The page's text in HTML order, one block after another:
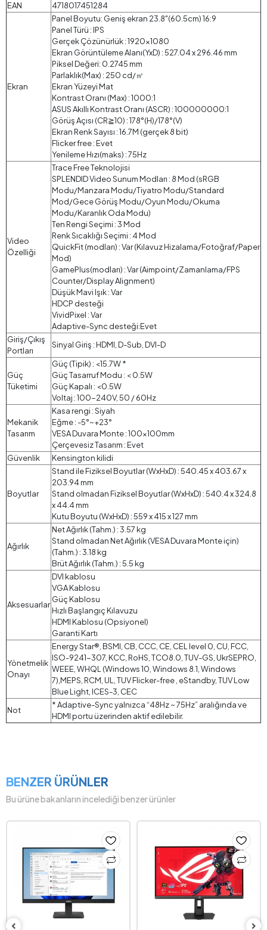
EAN
4718017451284
Ekran
Panel Boyutu: Geniş ekran 23.8"(60.5cm) 16:9
Panel Türü : IPS
Gerçek Çözünürlük : 1920x1080
Ekran Görüntüleme Alanı(YxD) : 527.04 x 296.46 mm
Piksel Değeri: 0.2745 mm
Parlaklık(Max) : 250 cd/㎡
Ekran Yüzeyi Mat
Kontrast Oranı (Max) : 1000:1
ASUS Akıllı Kontrast Oranı (ASCR) : 100000000:1
Görüş Açısı (CR≧10) : 178°(H)/178°(V)
Ekran Renk Sayısı : 16.7M (gerçek 8 bit)
Flicker free : Evet
Yenileme Hızı(maks) : 75Hz
Video
Özelliği
Trace Free Teknolojisi
SPLENDID Video Sunum Modları : 8 Mod (sRGB
Modu/Manzara Modu/Tiyatro Modu/Standard
Mod/Gece Görüş Modu/Oyun Modu/Okuma
Modu/Karanlık Oda Modu)
Ten Rengi Seçimi : 3 Mod
Renk Sıcaklığı Seçimi : 4 Mod
QuickFit (modları) : Var (Kılavuz Hizalama/Fotoğraf/Paper
Mod)
GamePlus(modları) : Var (Aimpoint/Zamanlama/FPS
Counter/Display Alignment)
Düşük Mavi Işık : Var
HDCP desteği
VividPixel : Var
Adaptive-Sync desteği:Evet
Giriş/Çıkış
Portları
Sinyal Giriş : HDMI, D-Sub, DVI-D
Güç
Tüketimi
Güç (Tipik) : <15.7W *
Güç Tasarruf Modu : < 0.5W
Güç Kapalı : <0.5W
Voltaj : 100-240V, 50 / 60Hz
Mekanik
Tasarım
Kasa rengi : Siyah
Eğme : -5°~+23°
VESA Duvara Monte : 100x100mm
Çerçevesiz Tasarım : Evet
Güvenlik
Kensington kilidi
Boyutlar
Stand ile Fiziksel Boyutlar (WxHxD) : 540.45 x 403.67 x
203.94 mm
Stand olmadan Fiziksel Boyutlar (WxHxD) : 540.4 x 324.8
x 44.4 mm
Kutu Boyutu (WxHxD) : 559 x 415 x 127 mm
Ağırlık
Net Ağırlık (Tahm.) : 3.57 kg
Stand olmadan Net Ağırlık (VESA Duvara Monte için)
(Tahm.) : 3.18 kg
Brüt Ağırlık (Tahm.) : 5.5 kg
Aksesuarlar
DVI kablosu
VGA Kablosu
Güç Kablosu
Hızlı Başlangıç Kılavuzu
HDMI Kablosu (Opsiyonel)
Garanti Kartı
Yönetmelik
Onayı
Energy Star®, BSMI, CB, CCC, CE, CEL level 0, CU, FCC,
ISO-9241-307, KCC, RoHS, TCO8.0, TUV-GS, UkrSEPRO,
WEEE, WHQL (Windows 10, Windows 8.1, Windows
7),MEPS, RCM, UL, TUV Flicker-free , eStandby, TUV Low
Blue Light, ICES-3, CEC
Not
* Adaptive-Sync yalnızca “48Hz ~ 75Hz” aralığında ve
HDMI portu üzerinden aktif edilebilir.
BENZER ÜRÜNLER
Bu ürüne bakanların incelediği benzer ürünler